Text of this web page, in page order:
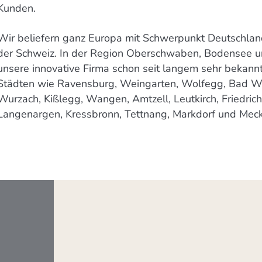
beliefern ganz Europa mit Schwerpunkt
Schweiz. In der Region Oberschwaben, Bodensee
innovative Firma schon seit langem sehr
wie Ravensburg, Weingarten, Wolfegg, Bad
Kißlegg, Wangen, Amtzell, Leutkirch,
Kressbronn, Tettnang, Markdorf und